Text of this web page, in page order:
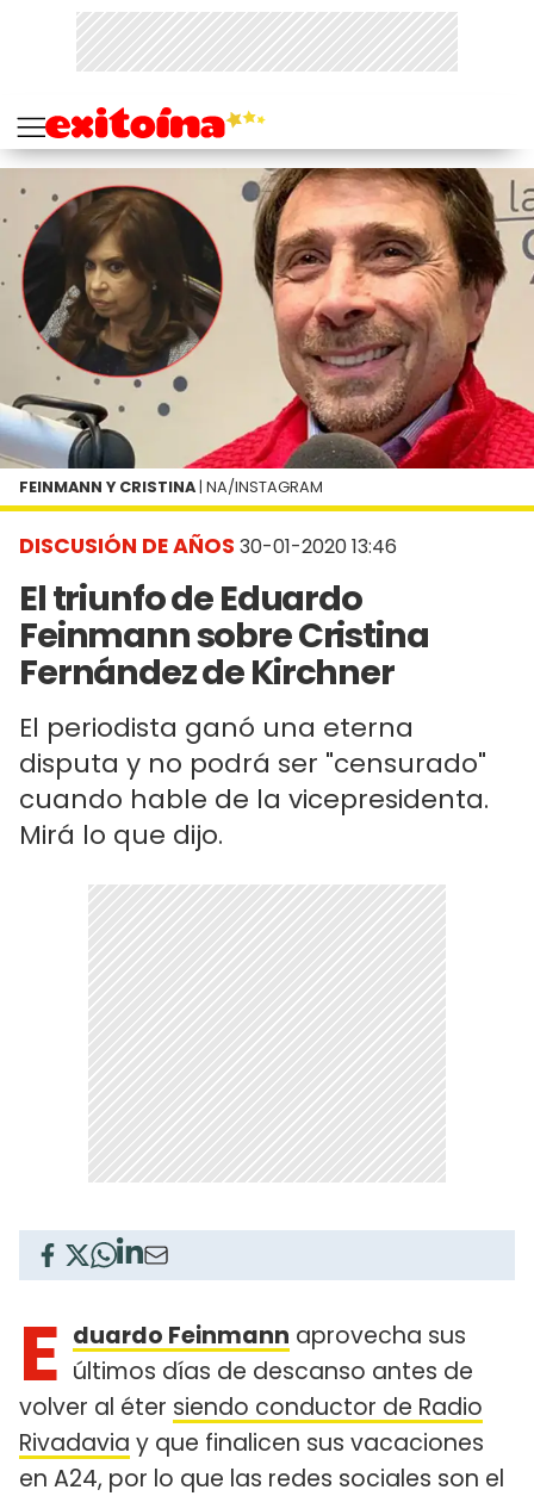
DISCUSIÓN DE AÑOS 30-01-2020 13:46
El triunfo de Eduardo
Feinmann sobre Cristina
Fernández de Kirchner
El periodista ganó una eterna
disputa y no podrá ser "censurado"
cuando hable de la vicepresidenta.
Mirá lo que dijo.
FEINMANN Y CRISTINA | NA/INSTAGRAM
E duardo Feinmann aprovecha sus
últimos días de descanso antes de
volver al éter siendo conductor de Radio
Rivadavia y que finalicen sus vacaciones
en A24, por lo que las redes sociales son el